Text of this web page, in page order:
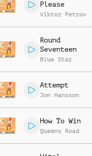
Please
Viktor Petrov
Round
Seventeen
Blue Star
Attempt
Jon Hansson
How To Win
Queens Road